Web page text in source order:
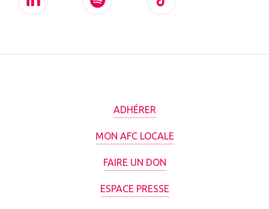
ADHÉRER
MON AFC LOCALE
FAIRE UN DON
ESPACE PRESSE